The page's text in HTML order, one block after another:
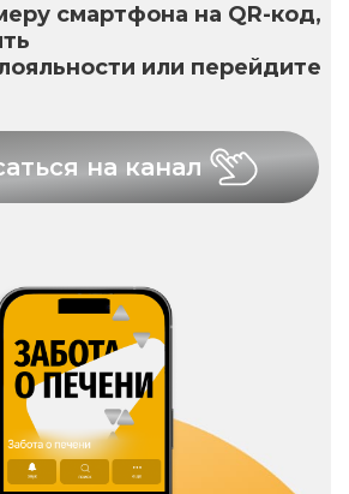
смартфона на QR-код,
или перейдите
на канал